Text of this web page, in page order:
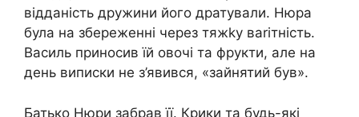
відданість дружини його дратували. Нюра
була на збереженні через тяжkу вarітність.
Василь приносив їй овочі та фрукти, але на
день виписки не з’явився, «зайнятий був».
Батько Нюри забрав її. Крики та будь-які